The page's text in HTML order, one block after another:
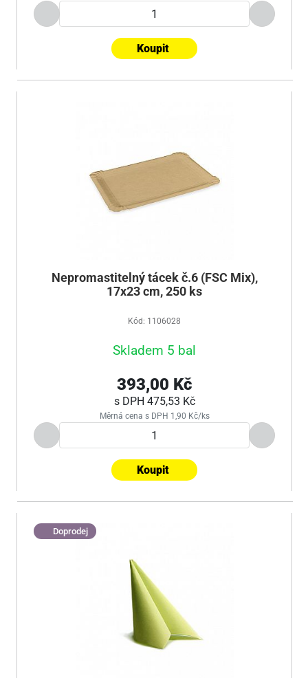
Koupit
Nepromastitelný tácek č.6 (FSC Mix),
17x23 cm, 250 ks
Kód: 1106028
Skladem 5 bal
393,00 Kč
s DPH 475,53 Kč
Měrná cena s DPH 1,90 Kč/ks
Koupit
Doprodej